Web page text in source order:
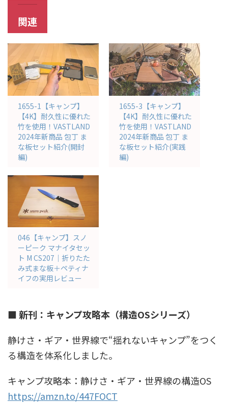
関連
1655-1【キャンプ】
【4K】耐久性に優れた
竹を使用！VASTLAND
2024年新商品 包丁 ま
な板セット紹介(開封
編)
1655-3【キャンプ】
【4K】耐久性に優れた
竹を使用！VASTLAND
2024年新商品 包丁 ま
な板セット紹介(実践
編)
046【キャンプ】スノ
ーピーク マナイタセッ
ト M CS207｜折りたた
み式まな板＋ペティナ
イフの実用レビュー
■ 新刊：キャンプ攻略本（構造OSシリーズ）
静けさ・ギア・世界線で“揺れないキャンプ”をつく
る構造を体系化しました。
キャンプ攻略本：静けさ・ギア・世界線の構造OS
https://amzn.to/447FOCT